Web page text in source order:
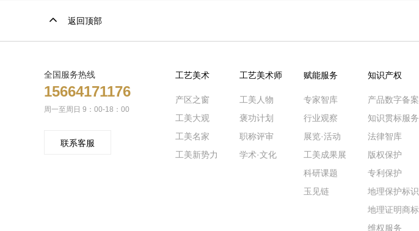
返回顶部
全国服务热线
15664171176
周一至周日 9：00-18：00
联系客服
工艺美术
产区之窗
工美大观
工美名家
工美新势力
工艺美术师
工美人物
褒功计划
职称评审
学术·文化
赋能服务
专家智库
行业观察
展览·活动
工美成果展
科研课题
玉见链
知识产权
产品数字备案
知识贯标服务
法律智库
版权保护
专利保护
地理保护标识
地理证明商标
维权服务